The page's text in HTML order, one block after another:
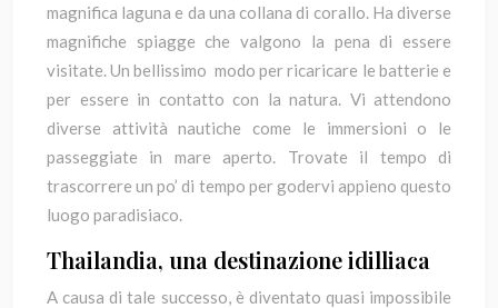
magnifica laguna e da una collana di corallo. Ha diverse
magnifiche spiagge che valgono la pena di essere
visitate. Un bellissimo modo per ricaricare le batterie e
per essere in contatto con la natura. Vi attendono
diverse attività nautiche come le immersioni o le
passeggiate in mare aperto. Trovate il tempo di
trascorrere un po’ di tempo per godervi appieno questo
luogo paradisiaco.
Thailandia, una destinazione idilliaca
A causa di tale successo, è diventato quasi impossibile